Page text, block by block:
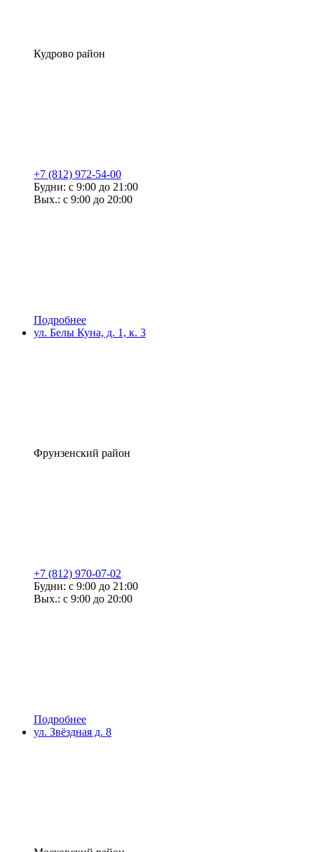
Кудрово район
+7 (812) 972-54-00
Будни: с 9:00 до 21:00
Вых.: с 9:00 до 20:00
Подробнее
ул. Белы Куна, д. 1, к. 3
Фрунзенский район
+7 (812) 970-07-02
Будни: с 9:00 до 21:00
Вых.: с 9:00 до 20:00
Подробнее
ул. Звёздная д. 8